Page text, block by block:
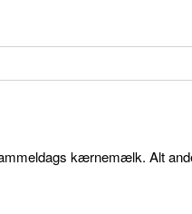
kærnemælk. Alt